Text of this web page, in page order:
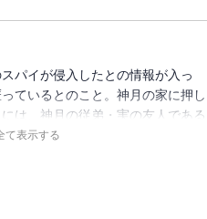
パイが侵入したとの情報が入っ
ているとのこと。神月の家に押し
は、神月の従弟・実の友人である
スパイであることを否定した陣目
て表示する